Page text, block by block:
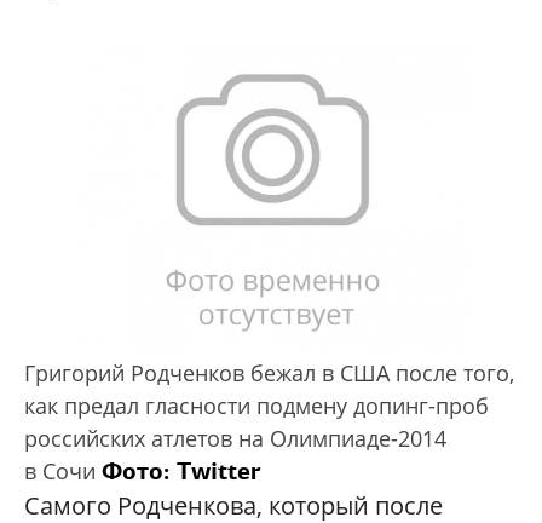
Григорий Родченков бежал в США после того,
как предал гласности подмену допинг-проб
российских атлетов на Олимпиаде-2014
в Сочи Фото: Twitter
Самого Родченкова, который после